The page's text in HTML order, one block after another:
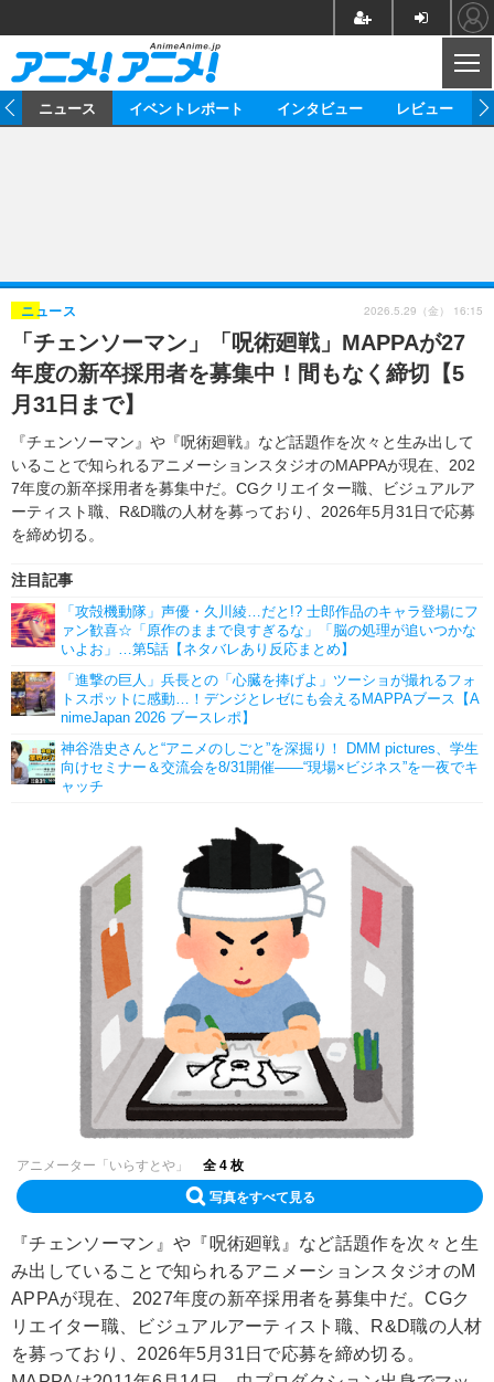
ゲーム グッズ
イベント 海外
海外イベント ビジネス
俳優・タレント アーティスト
ビジネス
アニメ 実写
書評 イベント
ゲーム 座談会
動画
アニメ
アニメ！アニメ！TV ABEMA Cafe
連載・コラム
ニュース イベントレポート インタビュー レビュー
「チェンソーマン」「呪術廻戦」MAPPAが27
年度の新卒採用者を募集中！間もなく締切【5
月31日まで】
『チェンソーマン』や『呪術廻戦』など話題作を次々と生み出して
いることで知られるアニメーションスタジオのMAPPAが現在、202
7年度の新卒採用者を募集中だ。CGクリエイター職、ビジュアルア
ーティスト職、R&D職の人材を募っており、2026年5月31日で応募
を締め切る。
ニュース
注目記事
「攻殻機動隊」声優・久川綾…だと!? 士郎作品のキャラ登場にフ
ァン歓喜☆「原作のままで良すぎるな」「脳の処理が追いつかな
いよお」…第5話【ネタバレあり反応まとめ】
「進撃の巨人」兵長との「心臓を捧げよ」ツーショが撮れるフォ
トスポットに感動…！デンジとレゼにも会えるMAPPAブース【A
nimeJapan 2026 ブースレポ】
神谷浩史さんと“アニメのしごと”を深掘り！ DMM pictures、学生
向けセミナー＆交流会を8/31開催――“現場×ビジネス”を一夜でキ
ャッチ
2026.5.29（金） 16:15
アニメーター「いらすとや」 全 4 枚
写真をすべて見る
『チェンソーマン』や『呪術廻戦』など話題作を次々と生
み出していることで知られるアニメーションスタジオのM
APPAが現在、2027年度の新卒採用者を募集中だ。CGク
リエイター職、ビジュアルアーティスト職、R&D職の人材
を募っており、2026年5月31日で応募を締め切る。